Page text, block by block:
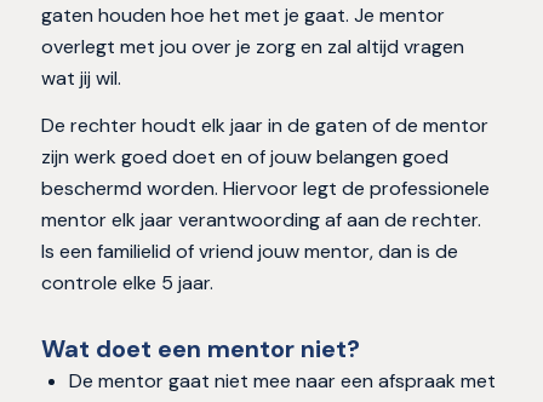
gaten houden hoe het met je gaat. Je mentor
overlegt met jou over je zorg en zal altijd vragen
wat jij wil.
De rechter houdt elk jaar in de gaten of de mentor
zijn werk goed doet en of jouw belangen goed
beschermd worden. Hiervoor legt de professionele
mentor elk jaar verantwoording af aan de rechter.
Is een familielid of vriend jouw mentor, dan is de
controle elke 5 jaar.
Wat doet een mentor niet?
De mentor gaat niet mee naar een afspraak met